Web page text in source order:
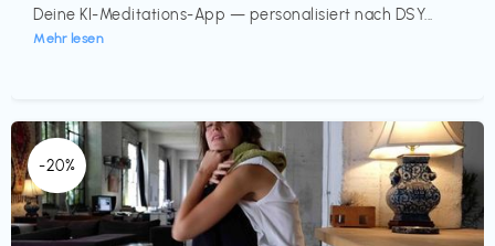
Deine KI-Meditations-App — personalisiert nach DSY...
Mehr lesen
-20%